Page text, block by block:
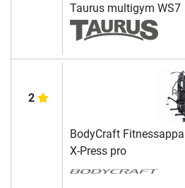
Taurus multigym WS7
2
BodyCraft
X-Press pro